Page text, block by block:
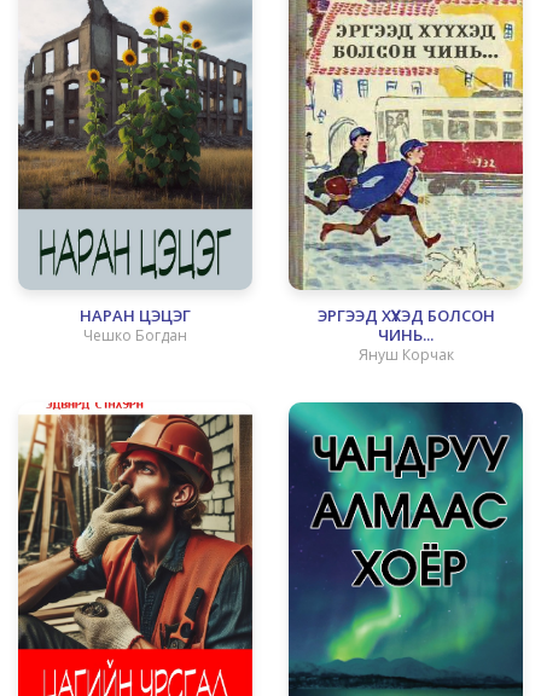
НАРАН ЦЭЦЭГ
Чешко Богдан
ЭРГЭЭД ХҮҮХЭД БОЛСОН
ЧИНЬ...
Януш Корчак